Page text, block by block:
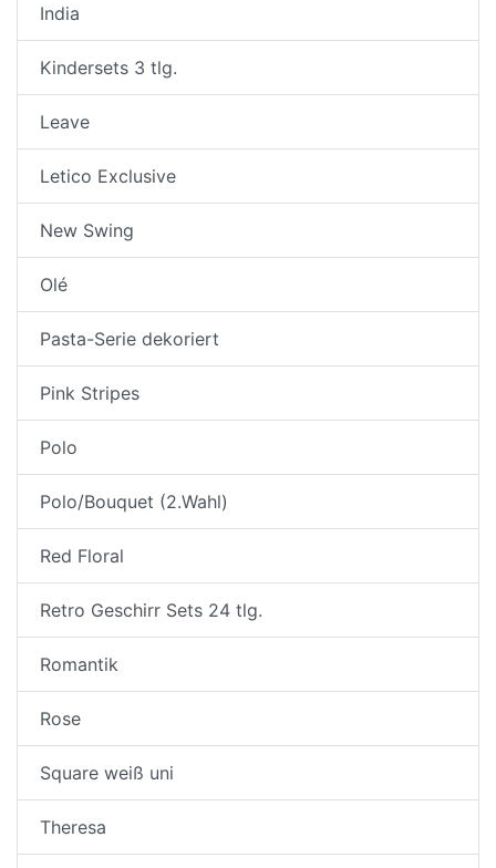
India
Kindersets 3 tlg.
Leave
Letico Exclusive
New Swing
Olé
Pasta-Serie dekoriert
Pink Stripes
Polo
Polo/Bouquet (2.Wahl)
Red Floral
Retro Geschirr Sets 24 tlg.
Romantik
Rose
Square weiß uni
Theresa